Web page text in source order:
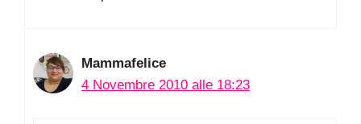
Mammafelice
4 Novembre 2010 alle 18:23